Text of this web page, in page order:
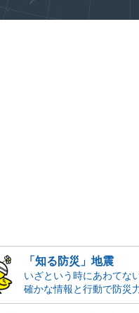
「知る防災」地震
いざという時にあわてな
確かな情報と行動で防災